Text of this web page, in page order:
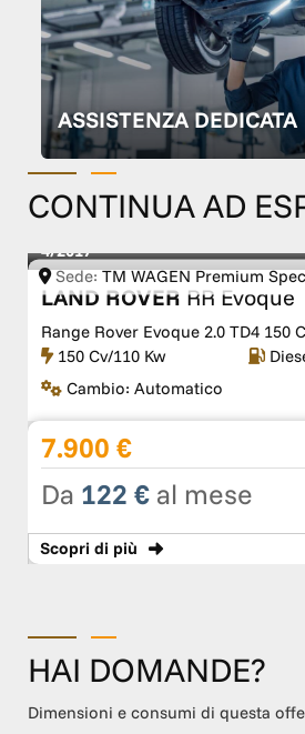
ASSISTENZA DEDICATA
CONTINUA AD
Sede: TM WAGEN Premium
4/2017
LAND ROVER RR Evoque
Range Rover Evoque 2.0 TD4 150
150 Cv/110 Kw
Cambio: Automatico
7.900 €
Da 122 € al mese
Scopri di più
HAI DOMANDE?
Dimensioni e consumi di questa